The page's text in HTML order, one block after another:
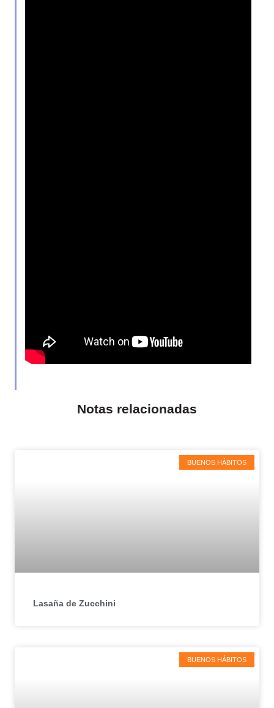
Notas relacionadas
BUENOS HÁBITOS
Lasaña de Zucchini
BUENOS HÁBITOS